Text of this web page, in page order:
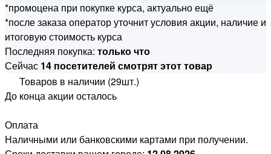
*промоцена при покупке курса, актуально ещё
*после заказа оператор уточнит условия акции, наличие и
итоговую стоимость курса
Последняя покупка: только что
Сейчас 14 посетителей смотрят этот товар
Товаров в наличии (29шт.)
До конца акции осталось
Оплата
Наличными или банковскими картами при получении.